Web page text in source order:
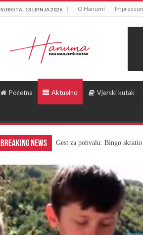
SUBOTA , 13 LIPNJA 2026 O Hanumi
Početna Aktuelno Vjerski kutak
Breaking News Gest za pohvalu: Bingo